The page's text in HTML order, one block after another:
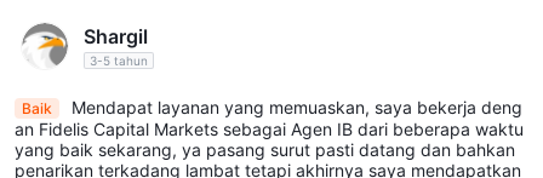
komisi per sisi untuk 100.000 perdagangan bervariasi dari $0
untuk FX hingga$12,5
2.Rookie/Pro: Jenis akun ini memiliki saldo deposit minimum
sebesar$500dan leverage maksimum hingga 1:400.Ukuran lot
Shargil
3-5 tahun
Baik
Mendapat layanan yang memuaskan, saya bekerja deng
an Fidelis Capital Markets sebagai Agen IB dari beberapa waktu
yang baik sekarang, ya pasang surut pasti datang dan bahkan
penarikan terkadang lambat tetapi akhirnya saya mendapatkan